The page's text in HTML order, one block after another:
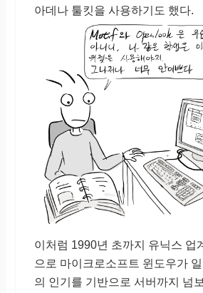
아데나 툴킷을 사용하기도 했다.
이처럼 1990년 초까지 유닉스 업
으로 마이크로소프트 윈도우가
의 인기를 기반으로 서버까지 넘